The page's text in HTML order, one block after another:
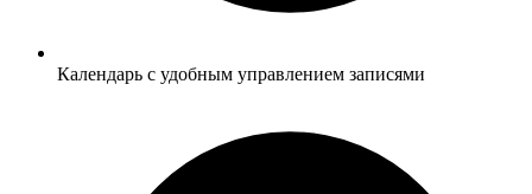
Календарь с удобным управлением записями